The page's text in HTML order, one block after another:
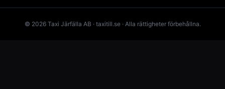
© 2026 Taxi Järfälla AB · taxitill.se · Alla rättigheter förbehållna.